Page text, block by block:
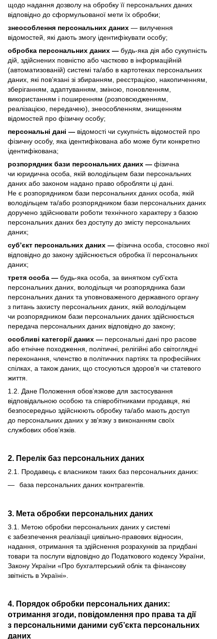
щодо надання дозволу на обробку її персональних даних
відповідно до сформульованої мети їх обробки;
знеособлення персональних даних — вилучення
відомостей, які дають змогу ідентифікувати особу;
обробка персональних даних — будь-яка дія або сукупність
дій, здійснених повністю або частково в інформаційній
(автоматизованій) системі та/або в картотеках персональних
даних, які пов’язані зі збиранням, реєстрацією, накопиченням,
зберіганням, адаптуванням, зміною, поновленням,
використанням і поширенням (розповсюдженням,
реалізацією, передачею), знеособленням, знищенням
відомостей про фізичну особу;
персональні дані — відомості чи сукупність відомостей про
фізичну особу, яка ідентифікована або може бути конкретно
ідентифікована;
розпорядник бази персональних даних — фізична
чи юридична особа, якій володільцем бази персональних
даних або законом надано право обробляти ці дані.
Не є розпорядником бази персональних даних особа, якій
володільцем та/або розпорядником бази персональних даних
доручено здійснювати роботи технічного характеру з базою
персональних даних без доступу до змісту персональних
даних;
суб’єкт персональних даних — фізична особа, стосовно якої
відповідно до закону здійснюється обробка її персональних
даних;
третя особа — будь-яка особа, за винятком суб’єкта
персональних даних, володільця чи розпорядника бази
персональних даних та уповноваженого державного органу
з питань захисту персональних даних, якій володільцем
чи розпорядником бази персональних даних здійснюється
передача персональних даних відповідно до закону;
особливі категорії даних — персональні дані про расове
або етнічне походження, політичні, релігійні або світоглядні
переконання, членство в політичних партіях та професійних
спілках, а також даних, що стосуються здоров’я чи статевого
життя.
1.2. Дане Положення обов’язкове для застосування
відповідальною особою та співробітниками продавця, які
безпосередньо здійснюють обробку та/або мають доступ
до персональних даних у зв’язку з виконанням своїх
службових обов’язків.
2. Перелік баз персональних даних
2.1. Продавець є власником таких баз персональних даних:
база персональних даних контрагентів.
3. Мета обробки персональних даних
3.1. Метою обробки персональних даних у системі
є забезпечення реалізації цивільно-правових відносин,
надання, отримання та здійснення розрахунків за придбані
товари та послуги відповідно до Податкового кодексу України,
Закону України «Про бухгалтерський облік та фінансову
звітність в Україні».
4. Порядок обробки персональних даних:
отримання згоди, повідомлення про права та дії
з персональними даними суб’єкта персональних
даних